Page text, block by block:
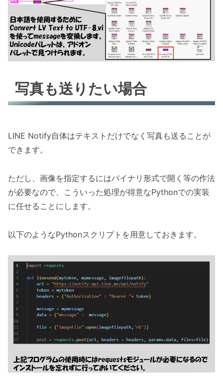
写真も送りたい場合
LINE Notify自体はテキストだけでなく写真も送ることが
できます。
ただし、画像を指定するにはバイナリ形式で開く等の作法
が必要なので、こういった処理が得意なPythonでの実装
に任せることにします。
以下のようなPythonスクリプトを用意しておきます。